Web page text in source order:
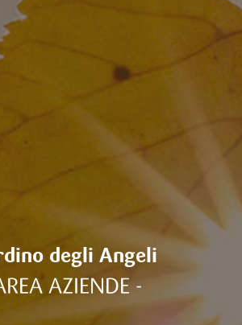
degli Angeli
AZIENDE -